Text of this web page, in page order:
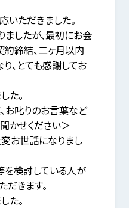
ただきました。
したが、最初にお会
約締結、二ヶ月以内
、とても感謝してお
た。
お叱りのお言葉など
かせください＞
お世話になりまし
を検討している人が
だきます。
た。